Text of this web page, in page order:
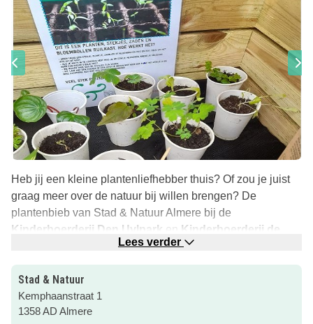
Heb jij een kleine plantenliefhebber thuis? Of zou je juist
graag meer over de natuur bij willen brengen? De
plantenbieb van Stad & Natuur Almere bij de
Kinderboerderij Den Uylpark en Kinderboerderij de
is een super leuk uitje, waar je ook nog
eens een heleboel over planten en groei leert!
Leren over groei en plantjes
De plantenbieb is een mooie start voor je kleine spruit om
Lees verder
Stad & Natuur
Kemphaanstraat 1
1358 AD Almere